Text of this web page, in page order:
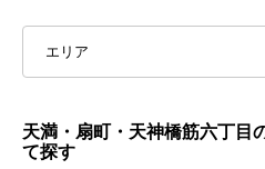
エリア
天満・扇町・天神橋筋六丁目
て探す